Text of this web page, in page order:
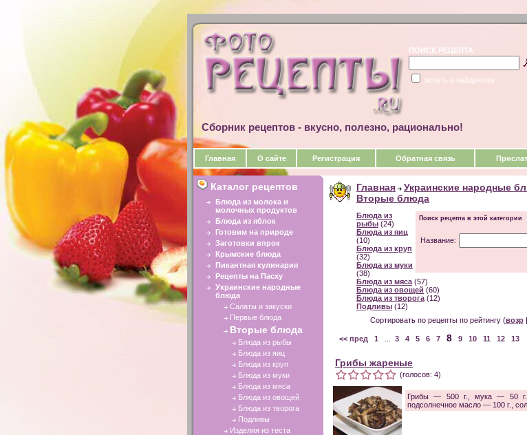
ПОИСК РЕЦЕПТА
искать в найденном
Сборник рецептов - вкусно, полезно, рационально!
Главная О сайте Регистрация Обратная связь
Каталог рецептов
Блюда из молока и
молочных продуктов
Блюда из яблок
Готовим на природе
Заготовки впрок
Крымские блюда
Пикантная кулинария
Рецепты на Пасху
Украинские народные
блюда
Салаты и закуски
Первые блюда
Вторые блюда
Блюда из рыбы
Блюда из яиц
Блюда из круп
Блюда из муки
Блюда из мяса
Блюда из овощей
Блюда из творога
Подливы
Изделия из теста
Главная
Украинские народные
Вторые блюда
Поиск рецепта в этой категории
Название:
Блюда из
рыбы (24)
Блюда из яиц
(10)
Блюда из круп
(32)
Блюда из муки
(38)
Блюда из мяса (57)
Блюда из овощей (60)
Блюда из творога (12)
Подливы (12)
Сортировать по рецепты по рейтингу (возр|
<< пред 1 3 4 5 6 7 8 9 10 11 12 13
Грибы жареные
(голосов: 4)
Грибы — 500 г., мука — 50
подсолнечное масло — 100 г.,